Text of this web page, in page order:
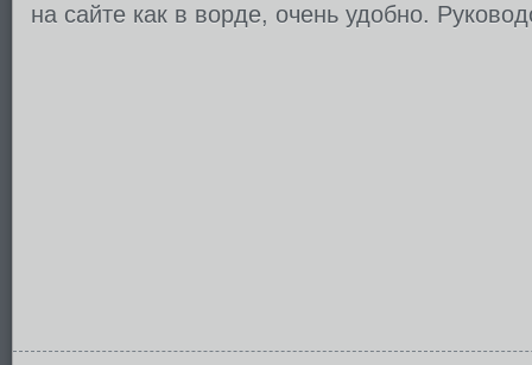
на сайте как в ворде, очень удобно.